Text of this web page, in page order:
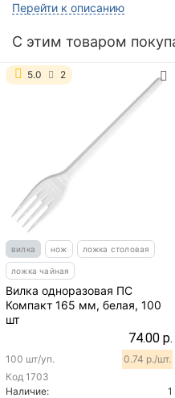
Перейти к описанию
C этим товаром
5.0 2
вилка нож ложка столовая
ложка чайная
Вилка одноразовая ПС
Компакт 165 мм, белая, 100
шт
74.00 р.
Код 1703
100 шт/уп. 0.74 р./шт.
Наличие:
1